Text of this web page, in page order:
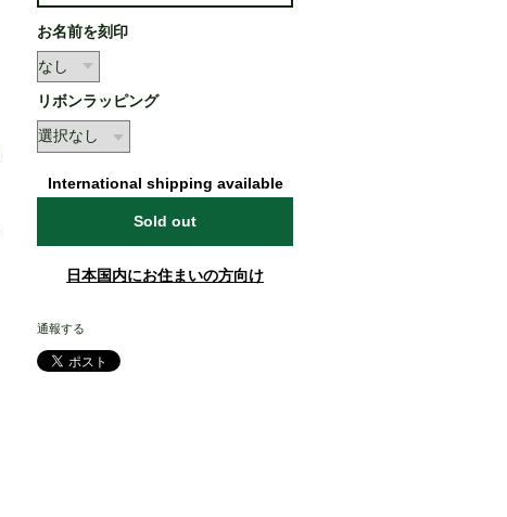
お名前を刻印
リボンラッピング
International shipping available
Sold out
日本国内にお住まいの方向け
通報する